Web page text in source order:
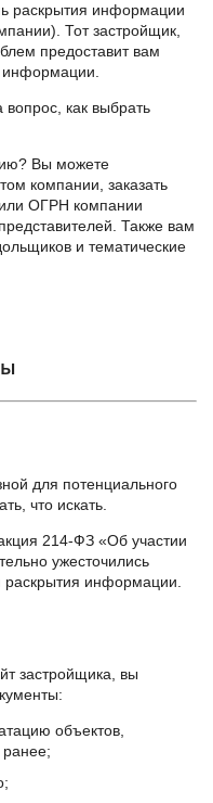
раскрытия информации
Тот застройщик,
предоставит вам
информации.
вопрос, как выбрать
Вы можете
компании, заказать
ОГРН компании
Также вам
и тематические
для потенциального
что искать.
214-ФЗ «Об участии
ужесточились
раскрытия информации.
застройщика, вы
объектов,